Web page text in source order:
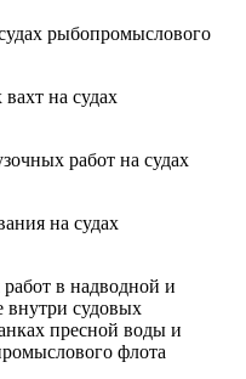
рыбопромыслового
на судах
работ на судах
на судах
в надводной и
внутри судовых
пресной воды и
флота